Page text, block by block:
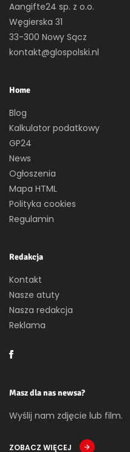
Aangifte24 sp. z o.o.
Węgierska 31
33-300 Nowy Sącz
kontakt@glospolski.nl
Home
Blog
Kalkulator podatkowy
GP24
News
Ogłoszenia
Mapa HTML
Polityka cookies
Regulamin
Redakcja
Kontakt
Nasze atuty
Nasza redakcja
Reklama
Masz dla nas newsa?
Wyślij nam zdjęcie lub film.
ZOBACZ WIĘCEJ